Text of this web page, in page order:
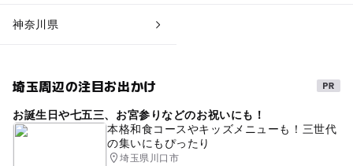
神奈川県
埼玉周辺の注目お出かけ
お誕生日や七五三、お宮参りなどのお祝いにも！
本格和食コースやキッズメニューも！三世代
の集いにもぴったり
埼玉県川口市